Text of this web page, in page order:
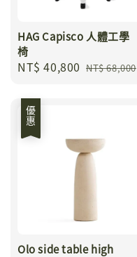
HAG Capisco 人體工學
椅
Sale
NT$ 40,800 Regular
NT$ 68,000
優惠
Olo side table high